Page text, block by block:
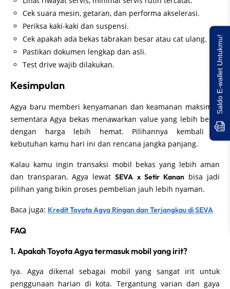
Cek suara mesin, getaran, dan performa akselerasi.
Periksa kaki-kaki dan suspensi.
Cek apakah ada bekas tabrakan besar atau cat ulang.
Pastikan dokumen lengkap dan asli.
Test drive wajib dilakukan.
Kesimpulan
Agya baru memberi kenyamanan dan keamanan maksimal,
sementara Agya bekas menawarkan value yang lebih besar
dengan harga lebih hemat. Pilihannya kembali ke
kebutuhan kamu hari ini dan rencana jangka panjang.
Kalau kamu ingin transaksi mobil bekas yang lebih aman
dan transparan, Agya lewatSEVA x Setir Kananbisa jadi
pilihan yang bikin proses pembelian jauh lebih nyaman.
Baca juga: Kredit Toyota Agya Ringan dan Terjangkau di SEVA
FAQ
1. Apakah Toyota Agya termasuk mobil yang irit?
Iya. Agya dikenal sebagai mobil yang sangat irit untuk
penggunaan harian di kota. Tergantung varian dan gaya
Saldo E-wallet Untukmu!